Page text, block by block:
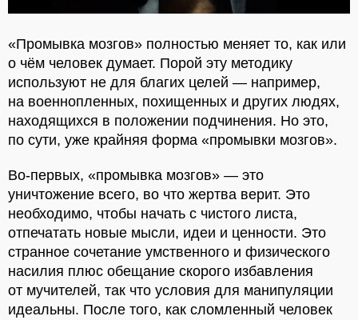
«Промывка мозгов» полностью меняет то, как или
о чём человек думает. Порой эту методику
используют не для благих целей — например,
на военнопленных, похищенных и других людях,
находящихся в положении подчинения. Но это,
по сути, уже крайняя форма «промывки мозгов».
Во-первых, «промывка мозгов» — это
уничтожение всего, во что жертва верит. Это
необходимо, чтобы начать с чистого листа,
отпечатать новые мысли, идеи и ценности. Это
странное сочетание умственного и физического
насилия плюс обещание скорого избавления
от мучителей, так что условия для манипуляции
идеальны. После того, как сломленный человек